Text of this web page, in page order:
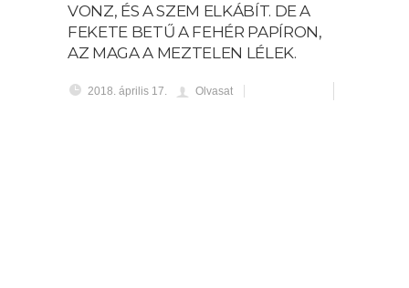
VONZ, ÉS A SZEM ELKÁBÍT. DE A
FEKETE BETŰ A FEHÉR PAPÍRON,
AZ MAGA A MEZTELEN LÉLEK.
2018. április 17. Olvasat